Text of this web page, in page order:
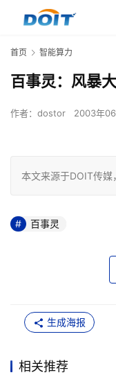
首页 智能算力
百事灵：风暴
作者： dostor 2003年
本文来源于DOIT传媒
百事灵
生成海报
相关推荐